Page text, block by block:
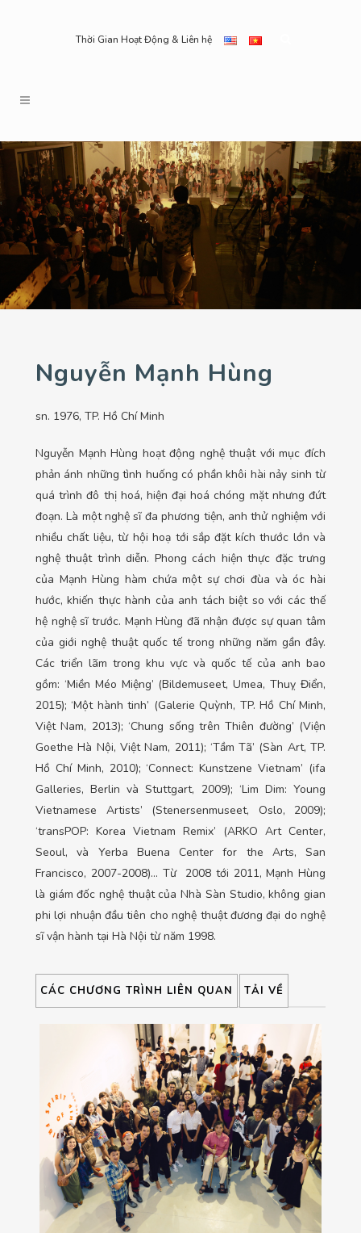
Thời Gian Hoạt Động & Liên hệ
Nguyễn Mạnh Hùng
sn. 1976, TP. Hồ Chí Minh
Nguyễn Mạnh Hùng hoạt động nghệ thuật với mục đích
phản ánh những tình huống có phần khôi hài nảy sinh từ
quá trình đô thị hoá, hiện đại hoá chóng mặt nhưng đứt
đoạn. Là một nghệ sĩ đa phương tiện, anh thử nghiệm với
nhiều chất liệu, từ hội hoạ tới sắp đặt kích thước lớn và
nghệ thuật trình diễn. Phong cách hiện thực đặc trưng
của Mạnh Hùng hàm chứa một sự chơi đùa và óc hài
hước, khiến thực hành của anh tách biệt so với các thế
hệ nghệ sĩ trước. Mạnh Hùng đã nhận được sự quan tâm
của giới nghệ thuật quốc tế trong những năm gần đây.
Các triển lãm trong khu vực và quốc tế của anh bao
gồm: ‘Miền Méo Miệng’ (Bildemuseet, Umea, Thuỵ Điển,
2015); ‘Một hành tinh’ (Galerie Quỳnh, TP. Hồ Chí Minh,
Việt Nam, 2013); ‘Chung sống trên Thiên đường’ (Viện
Goethe Hà Nội, Việt Nam, 2011); ‘Tầm Tã’ (Sàn Art, TP.
Hồ Chí Minh, 2010); ‘Connect: Kunstzene Vietnam’ (ifa
Galleries, Berlin và Stuttgart, 2009); ‘Lim Dim: Young
Vietnamese Artists’ (Stenersenmuseet, Oslo, 2009);
‘transPOP: Korea Vietnam Remix’ (ARKO Art Center,
Seoul, và Yerba Buena Center for the Arts, San
Francisco, 2007-2008)… Từ 2008 tới 2011, Mạnh Hùng
là giám đốc nghệ thuật của Nhà Sàn Studio, không gian
phi lợi nhuận đầu tiên cho nghệ thuật đương đại do nghệ
sĩ vận hành tại Hà Nội từ năm 1998.
CÁC CHƯƠNG TRÌNH LIÊN QUAN TẢI VỀ